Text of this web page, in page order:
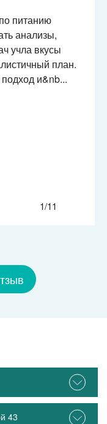
питанию
анализы,
учла вкусы
план.
и&nb...
1/11
43